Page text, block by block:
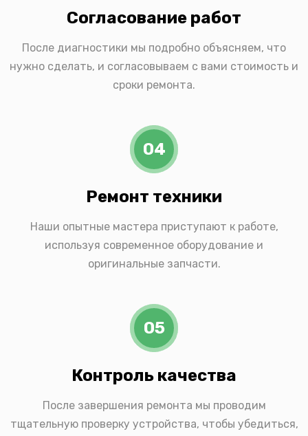
Согласование работ
После диагностики мы подробно объясняем, что
нужно сделать, и согласовываем с вами стоимость и
сроки ремонта.
04
Ремонт техники
Наши опытные мастера приступают к работе,
используя современное оборудование и
оригинальные запчасти.
05
Контроль качества
После завершения ремонта мы проводим
тщательную проверку устройства, чтобы убедиться,